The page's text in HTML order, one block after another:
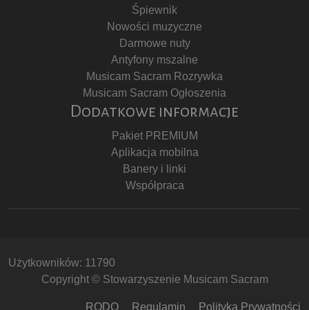
Śpiewnik
Nowości muzyczne
Darmowe nuty
Antyfony mszalne
Musicam Sacram Rozrywka
Musicam Sacram Ogłoszenia
Dodatkowe informacje
Pakiet PREMIUM
Aplikacja mobilna
Banery i linki
Współpraca
Użytkowników: 11790
Copyright © Stowarzyszenie Musicam Sacram
RODO Regulamin Polityka Prywatności